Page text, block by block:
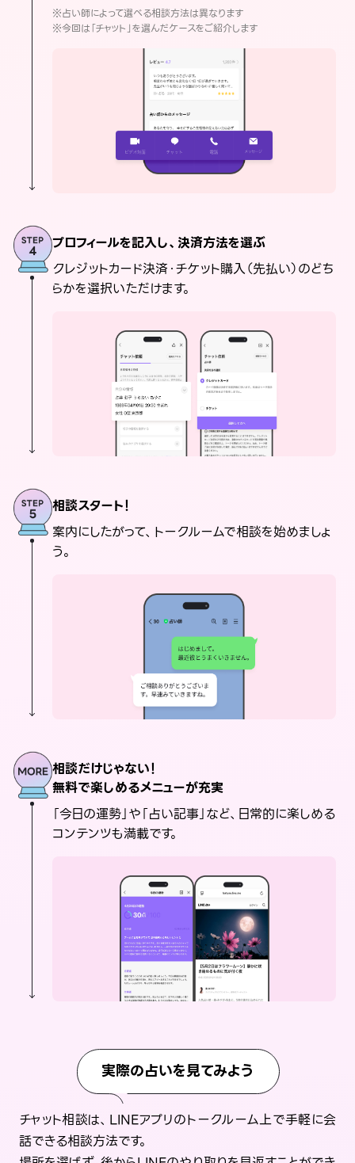
※占い師によって選べる相談方法は異なります
※今回は「チャット」を選んだケースをご紹介します
プロフィールを記入し、決済方法を選ぶ
クレジットカード決済・チケット購入（先払い）のどち
らかを選択いただけます。
相談スタート！
案内にしたがって、トークルームで相談を始めましょ
う。
相談だけじゃない！
無料で楽しめるメニューが充実
「今日の運勢」や「占い記事」など、日常的に楽しめる
コンテンツも満載です。
実際の占いを見てみよう
チャット相談は、LINEアプリのトークルーム上で手軽に会
話できる相談方法です。